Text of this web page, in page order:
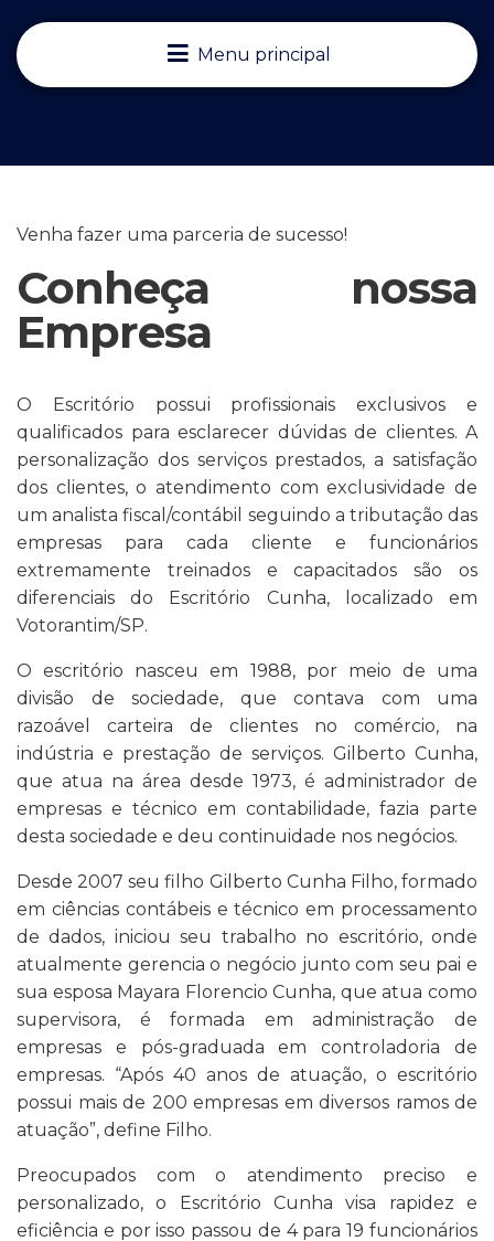
Menu principal
Venha fazer uma parceria de sucesso!
Conheça nossa
Empresa
O Escritório possui profissionais exclusivos e
qualificados para esclarecer dúvidas de clientes. A
personalização dos serviços prestados, a satisfação
dos clientes, o atendimento com exclusividade de
um analista fiscal/contábil seguindo a tributação das
empresas para cada cliente e funcionários
extremamente treinados e capacitados são os
diferenciais do Escritório Cunha, localizado em
Votorantim/SP.
O escritório nasceu em 1988, por meio de uma
divisão de sociedade, que contava com uma
razoável carteira de clientes no comércio, na
indústria e prestação de serviços. Gilberto Cunha,
que atua na área desde 1973, é administrador de
empresas e técnico em contabilidade, fazia parte
desta sociedade e deu continuidade nos negócios.
Desde 2007 seu filho Gilberto Cunha Filho, formado
em ciências contábeis e técnico em processamento
de dados, iniciou seu trabalho no escritório, onde
atualmente gerencia o negócio junto com seu pai e
sua esposa Mayara Florencio Cunha, que atua como
supervisora, é formada em administração de
empresas e pós-graduada em controladoria de
empresas. “Após 40 anos de atuação, o escritório
possui mais de 200 empresas em diversos ramos de
atuação”, define Filho.
Preocupados com o atendimento preciso e
personalizado, o Escritório Cunha visa rapidez e
eficiência e por isso passou de 4 para 19 funcionários